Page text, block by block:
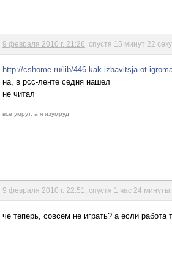
9 февраля 2010 г. 21:26 , спустя 15 минут 22
http://cshome.ru/lib/446-kak-izbavitsja-ot-
на, в рсс-ленте седня нашел
не читал
все умрут, а я изумруд
9 февраля 2010 г. 22:51 , спустя 1 час 24
че теперь, совсем не играть? а если работа